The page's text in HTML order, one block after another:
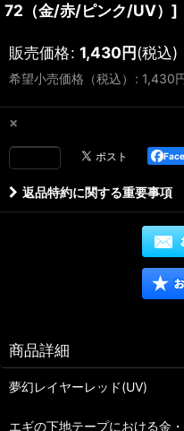
72（金/赤/ピンク/UV） ]
販売価格: 1,430円(税込)
希望小売価格（税込） : 1,430
×
返品特約に関する重要事項
商品詳細
夢幻レイヤーレッド(UV)
エギの下地テープにおける金